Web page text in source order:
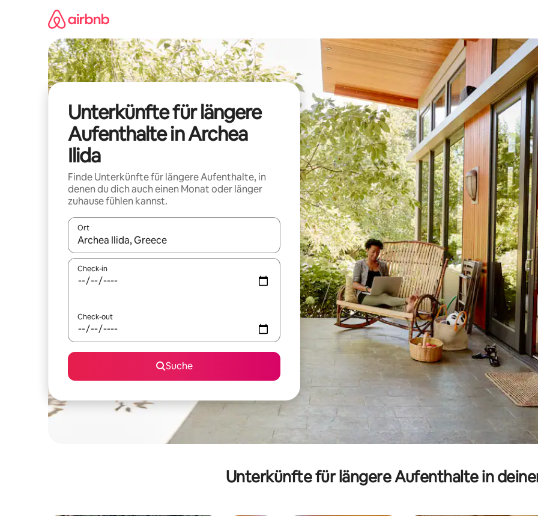
Unterkünfte für längere
Aufenthalte in Archea
Ilida
Finde Unterkünfte für längere Aufenthalte, in
denen du dich auch einen Monat oder länger
zuhause fühlen kannst.
Ort
Wenn Ergebnisse verfügbar sind, navigiere mit den Pfeiltasten nach oben und unten oder erkunde die Ergebnisse
Check-in
Check-out
Suche
Unterkünfte für längere Aufenthalte in